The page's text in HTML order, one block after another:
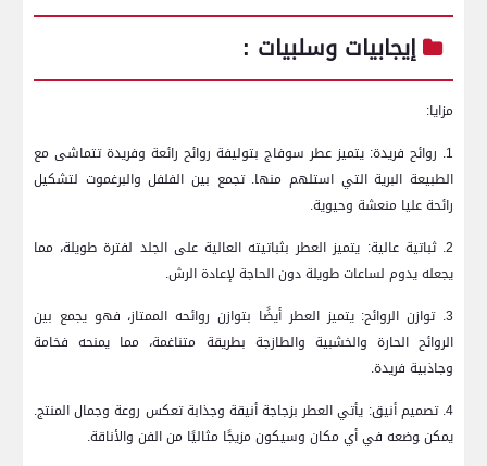
إيجابيات وسلبيات :
مزايا:
1. ⁤روائح فريدة: يتميز عطر سوفاج بتوليفة روائح رائعة وفريدة⁤ تتماشى مع
الطبيعة البرية التي استلهم منها.‍ تجمع بين⁢ الفلفل والبرغموت لتشكيل
رائحة عليا منعشة وحيوية.
2. ثباتية عالية: يتميز ​العطر بثباتيته العالية على ⁢الجلد لفترة​ طويلة، مما
يجعله يدوم لساعات طويلة دون الحاجة لإعادة الرش.
3. توازن ⁢الروائح: يتميز العطر أيضًا بتوازن روائحه الممتاز، فهو يجمع ⁣بين
الروائح الحارة والخشبية⁢ والطازجة‍ بطريقة متناغمة، ⁢مما يمنحه فخامة
وجاذبية⁢ فريدة.
4. ‌تصميم أنيق: يأتي العطر بزجاجة أنيقة وجذابة ​تعكس روعة وجمال المنتج.
يمكن ‍وضعه في أي مكان وسيكون مزيجًا مثاليًا من الفن والأناقة.